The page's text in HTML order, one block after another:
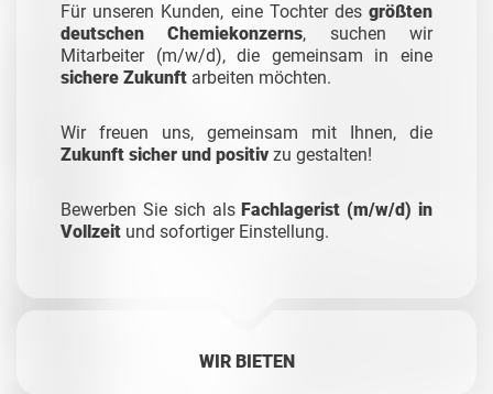
Für unseren Kunden, eine Tochter des größten
deutschen Chemiekonzerns, suchen wir
Mitarbeiter (m/w/d), die gemeinsam in eine
sichere Zukunft arbeiten möchten.
Wir freuen uns, gemeinsam mit Ihnen, die
Zukunft sicher und positiv zu gestalten!
Bewerben Sie sich alsFachlagerist (m/w/d) in
Vollzeit und sofortiger Einstellung.
WIR BIETEN